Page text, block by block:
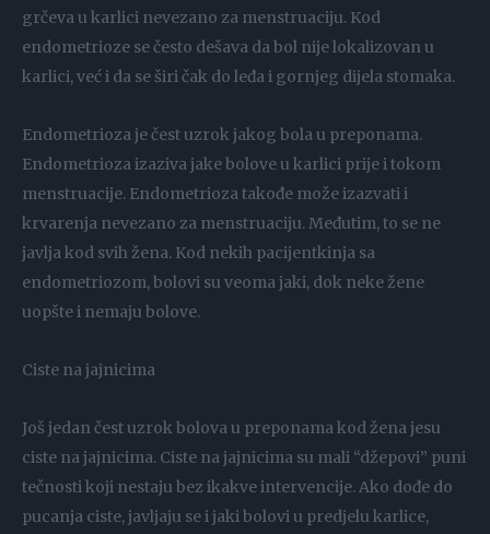
grčeva u karlici nevezano za menstruaciju. Kod
endometrioze se često dešava da bol nije lokalizovan u
karlici, već i da se širi čak do leđa i gornjeg dijela stomaka.
Endometrioza je čest uzrok jakog bola u preponama.
Endometrioza izaziva jake bolove u karlici prije i tokom
menstruacije. Endometrioza takođe može izazvati i
krvarenja nevezano za menstruaciju. Međutim, to se ne
javlja kod svih žena. Kod nekih pacijentkinja sa
endometriozom, bolovi su veoma jaki, dok neke žene
uopšte i nemaju bolove.
Ciste na jajnicima
Još jedan čest uzrok bolova u preponama kod žena jesu
ciste na jajnicima. Ciste na jajnicima su mali “džepovi” puni
tečnosti koji nestaju bez ikakve intervencije. Ako dođe do
pucanja ciste, javljaju se i jaki bolovi u predjelu karlice,